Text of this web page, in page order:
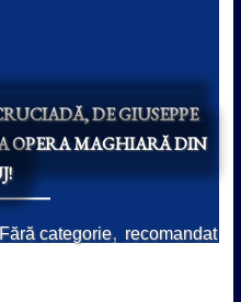
DE GIUSEPPE
OPERA MAGHIARĂ DIN
Fără categorie, recomandat